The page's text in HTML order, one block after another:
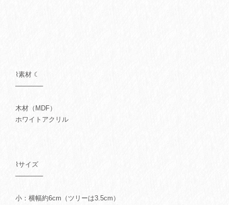
⌇素材 ☾
──────
木材（MDF）
ホワイトアクリル
⌇サイズ
──────
小：横幅約6cm（ツリーは3.5cm）